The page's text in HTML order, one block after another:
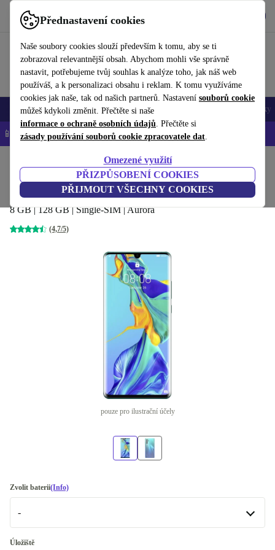
Přednastavení cookies
Naše soubory cookies slouží především k tomu, aby se ti
zobrazoval relevantnější obsah. Abychom mohli vše správně
nastavit, potřebujeme tvůj souhlas k analýze toho, jak náš web
používáš, a k personalizaci obsahu i reklam. K tomu využíváme
cookies jak naše, tak od našich partnerů. Nastavení souborů cookie
můžeš kdykoli změnit. Přečtěte si naše
informace o ochraně osobních údajů. Přečtěte si
zásady používání souborů cookie zpracovatele dat.
Omezené využití
PŘIZPŮSOBENÍ COOKIES
PŘIJMOUT VŠECHNY COOKIES
Používejte refurbed rychle a snadno
Mobily a smartphony Notebooky Tablety Doplňky
📱 -5 % NAVÍC na všechny iPhony – kód: IPHONEDEAL-
Mobily a smartphony Mobily Huawei
Huawei P30 Pro
8 GB | 128 GB | Single-SIM | Aurora
(4,7/5)
pouze pro ilustrační účely
Zvolit baterii(Info)
-
-
Úložiště